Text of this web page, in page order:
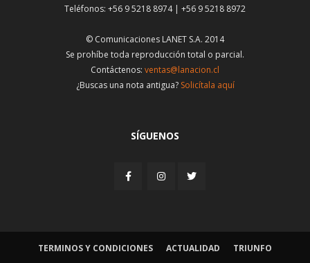
Teléfonos: +56 9 5218 8974 | +56 9 5218 8972
© Comunicaciones LANET S.A. 2014
Se prohíbe toda reproducción total o parcial.
Contáctenos: ventas@lanacion.cl
¿Buscas una nota antigua? Solicítala aquí
SÍGUENOS
TERMINOS Y CONDICIONES ACTUALIDAD TRIUNFO